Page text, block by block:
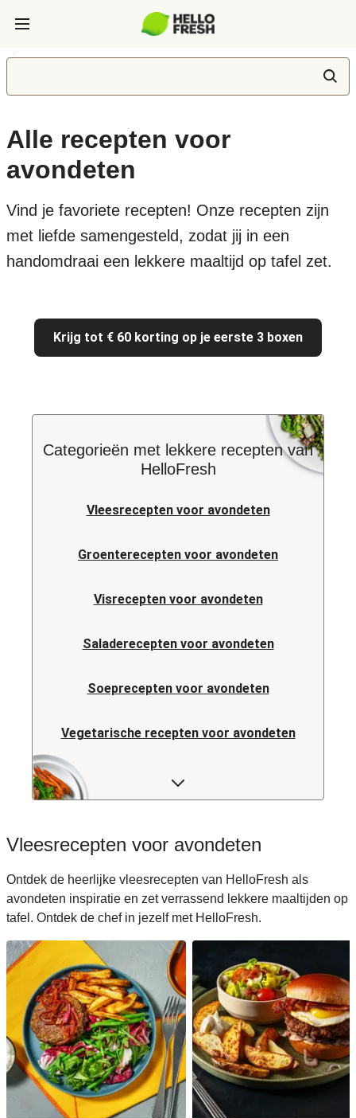
Alle recepten voor
avondeten
Vind je favoriete recepten! Onze recepten zijn
met liefde samengesteld, zodat jij in een
handomdraai een lekkere maaltijd op tafel zet.
Krijg tot € 60 korting op je eerste 3 boxen
Categorieën met lekkere recepten van
HelloFresh
Vleesrecepten voor avondeten
Groenterecepten voor avondeten
Visrecepten voor avondeten
Saladerecepten voor avondeten
Soeprecepten voor avondeten
Vegetarische recepten voor avondeten
Pastarecepten voor avondeten
Italiaanse recepten voor avondeten
Japanse recepten voor avondeten
Makkelijke recepten voor avondeten
Snelle recepten voor avondeten
Koreaanse recepten voor avondeten
Vleesrecepten voor avondeten
Ontdek de heerlijke vleesrecepten van HelloFresh als
avondeten inspiratie en zet verrassend lekkere maaltijden op
tafel. Ontdek de chef in jezelf met HelloFresh.